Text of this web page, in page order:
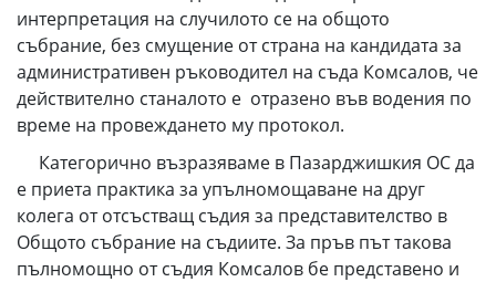
интерпретация на случилото се на общото
събрание, без смущение от страна на кандидата за
административен ръководител на съда Комсалов, че
действително станалото е отразено във водения по
време на провеждането му протокол.
Категорично възразяваме в Пазарджишкия ОС да
е приета практика за упълномощаване на друг
колега от отсъстващ съдия за представителство в
Общото събрание на съдиите. За пръв път такова
пълномощно от съдия Комсалов бе представено и